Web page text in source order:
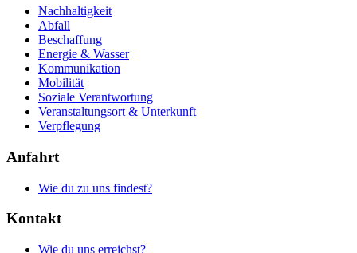
Nachhaltigkeit
Abfall
Beschaffung
Energie & Wasser
Kommunikation
Mobilität
Soziale Verantwortung
Veranstaltungsort & Unterkunft
Verpflegung
Anfahrt
Wie du zu uns findest?
Kontakt
Wie du uns erreichst?